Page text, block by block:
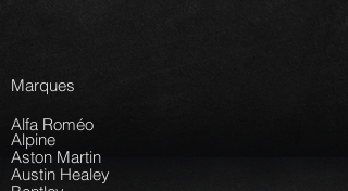
Marques
Alfa Roméo
Alpine
Aston Martin
Austin Healey